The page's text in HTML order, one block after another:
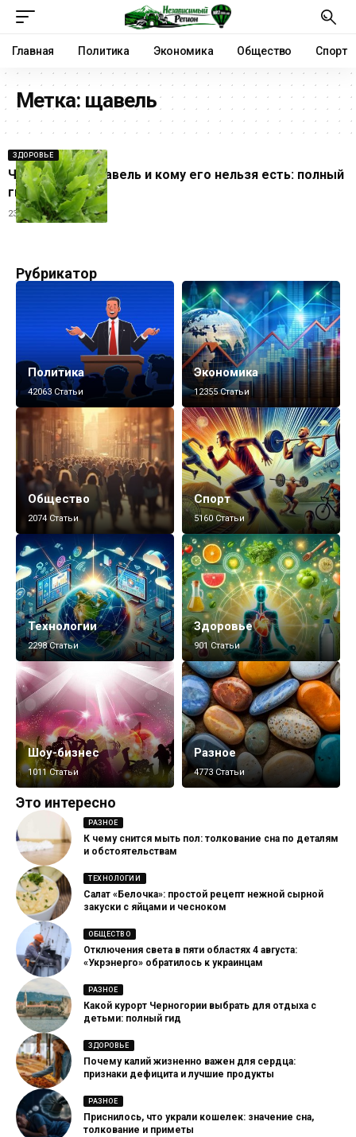
Главная Политика Экономика Общество Спорт
Метка: щавель
ЗДОРОВЬЕ
Чем полезен щавель и кому его нельзя есть: полный
гид
23.03.2026
Рубрикатор
Политика
42063 Статьи
Экономика
12355 Статьи
Общество
2074 Статьи
Спорт
5160 Статьи
Технологии
2298 Статьи
Здоровье
901 Статьи
Шоу-бизнес
1011 Статьи
Разное
4773 Статьи
Это интересно
РАЗНОЕ
К чему снится мыть пол: толкование сна по деталям
и обстоятельствам
ТЕХНОЛОГИИ
Салат «Белочка»: простой рецепт нежной сырной
закуски с яйцами и чесноком
ОБЩЕСТВО
Отключения света в пяти областях 4 августа:
«Укрэнерго» обратилось к украинцам
РАЗНОЕ
Какой курорт Черногории выбрать для отдыха с
детьми: полный гид
ЗДОРОВЬЕ
Почему калий жизненно важен для сердца:
признаки дефицита и лучшие продукты
РАЗНОЕ
Приснилось, что украли кошелек: значение сна,
толкование и приметы